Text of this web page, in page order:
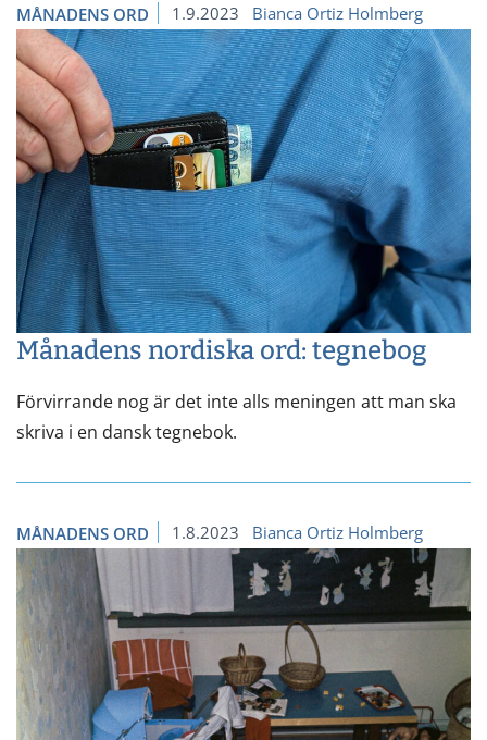
MÅNADENS ORD 1.9.2023 Bianca Ortiz Holmberg
Månadens nordiska ord: tegnebog
Förvirrande nog är det inte alls meningen att man ska
skriva i en dansk tegnebok.
MÅNADENS ORD 1.8.2023 Bianca Ortiz Holmberg